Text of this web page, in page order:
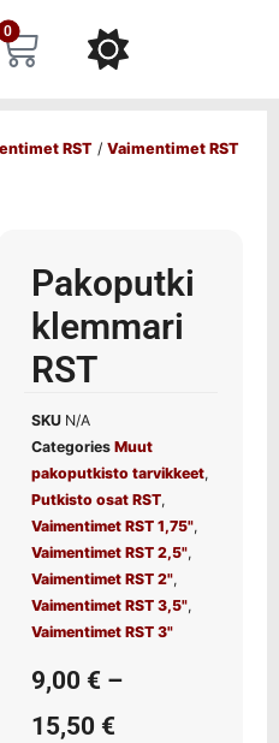
0
RST / Vaimentimet RST
Pakoputki
klemmari
RST
SKU N/A
Categories Muut
pakoputkisto tarvikkeet,
Putkisto osat RST,
Vaimentimet RST 1,75",
Vaimentimet RST 2,5",
Vaimentimet RST 2",
Vaimentimet RST 3,5",
Vaimentimet RST 3"
9,00 € –
15,50 €